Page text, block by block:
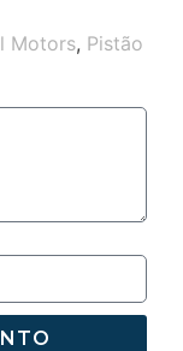
Motors, Pistão